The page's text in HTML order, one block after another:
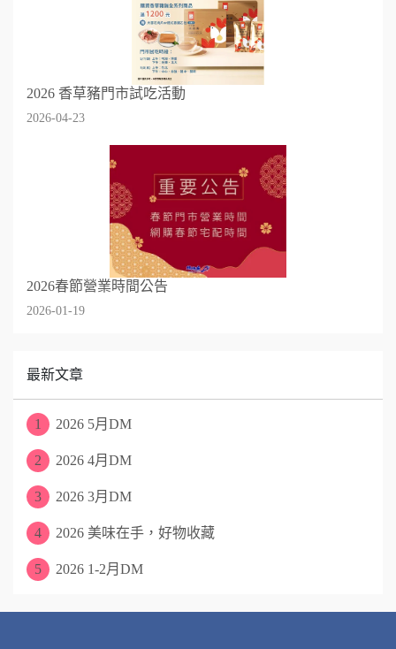
2026 香草豬門市試吃活動
2026-04-23
2026春節營業時間公告
2026-01-19
最新文章
1 2026 5月DM
2 2026 4月DM
3 2026 3月DM
4 2026 美味在手，好物收藏
5 2026 1-2月DM